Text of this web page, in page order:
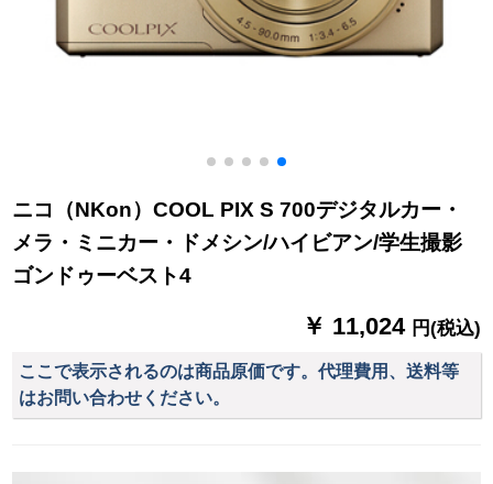
ニコ（NKon）COOL PIX S 700デジタルカー・
メラ・ミニカー・ドメシン/ハイビアン/学生撮影
ゴンドゥーベスト4
￥ 11,024 円(税込)
ここで表示されるのは商品原価です。代理費用、送料等
はお問い合わせください。